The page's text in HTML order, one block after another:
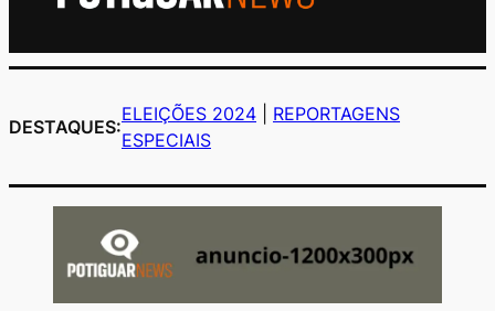
DESTAQUES:
ELEIÇÕES 2024
REPORTAGENS
ESPECIAIS